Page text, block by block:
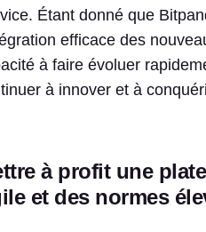
Étant donné que
efficace des
à faire évoluer
à innover et à
à profit une
et des normes